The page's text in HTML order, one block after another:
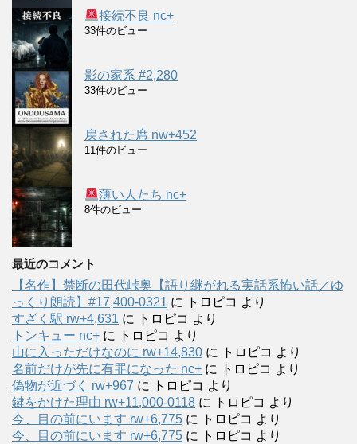
接続不良 nc+
33件のビュー
影の家系 #2,280
33件のビュー
戻された席 nw+452
11件のビュー
薄い人たち nc+
8件のビュー
最近のコメント
【名作】禁断の田代峠奥【語り継がれる実話系怖い話／ゆ
っくり朗読】#17,400-0321 に トロピコ より
すざく駅 rw+4,631 に トロピコ より
トンキュー nc+ に トロピコ より
山に入っただけなのに rw+14,830 に トロピコ より
名前だけが先に有罪になった nc+ に トロピコ より
偽物が近づく rw+967 に トロピコ より
鍵をかけた理由 rw+11,000-0118 に トロピコ より
今、目の前にいます rw+6,775 に トロピコ より
今、目の前にいます rw+6,775 に トロピコ より